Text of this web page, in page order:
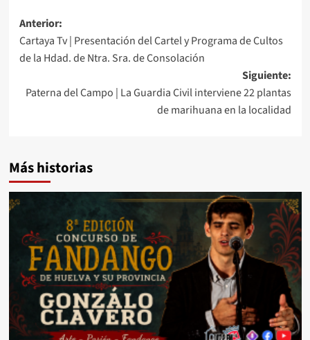
Anterior:
Cartaya Tv | Presentación del Cartel y Programa de Cultos
de la Hdad. de Ntra. Sra. de Consolación
Siguiente:
Paterna del Campo | La Guardia Civil interviene 22 plantas
de marihuana en la localidad
Más historias